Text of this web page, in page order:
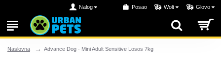
Nalog Posao Wolt Glovo
Naslovna Advance Dog - Mini Adult Sensitive Losos 7kg